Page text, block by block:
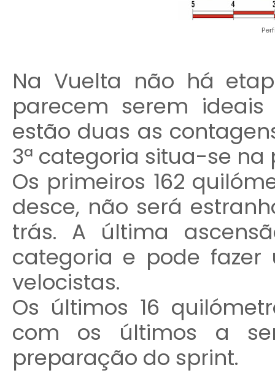
Na Vuelta não há
parecem serem
estão duas as
3ª categoria situa-se
Os primeiros 162
desce, não será
trás. A última
categoria e pode
velocistas.
Os últimos 16
com os últimos a
preparação do sprint.